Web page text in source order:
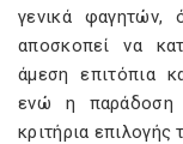
γενικά φαγητών,
αποσκοπεί να
άμεση επιτόπια
ενώ η παράδοση
κριτήρια επιλογής